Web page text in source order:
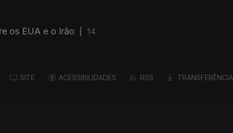
os EUA e o Irão
14
SITE ACESSIBILIDADES RSS TRANSFERÊNCIA